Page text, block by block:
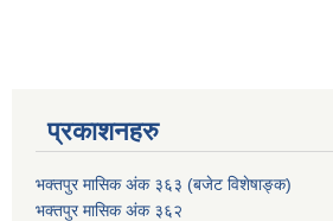
प्रकाशनहरु
भक्तपुर मासिक अंक ३६३ (बजेट विशेषाङ्क)
भक्तपुर मासिक अंक ३६२